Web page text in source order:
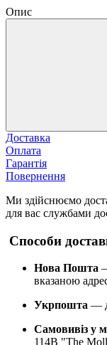
Опис
Доставка
Оплата
Гарантія
Повернення
Ми здійснюємо
для вас службами
Способи
Нова Пошта
вказаною
Укрпошта —
Самовивіз у
114В "The